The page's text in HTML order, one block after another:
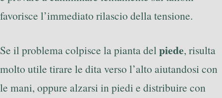
favorisce l’immediato rilascio della tensione.
Se il problema colpisce la pianta delpiede, risulta
molto utile tirare le dita verso l’alto aiutandosi con
le mani, oppure alzarsi in piedi e distribuire con